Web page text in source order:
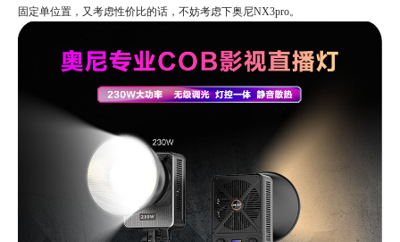
固定单位置，又考虑性价比的话，不妨考虑下奥尼NX3pro。